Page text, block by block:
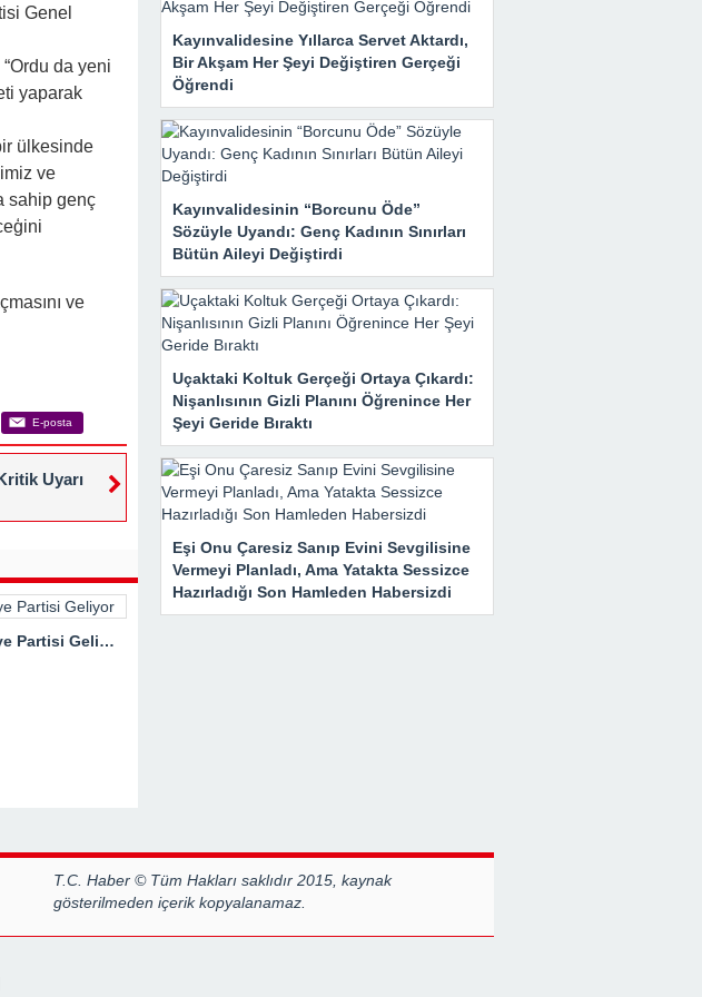
Ortaya Çıkardı
Genel
da yeni
yaparak
ülkesinde
ve
sahip genç
ve
E-posta
Uyarı
Laik Türkiye Partisi Geliyor
Kayınvalidesine Yıllarca Servet Aktardı,
Bir Akşam Her Şeyi Değiştiren Gerçeği
Öğrendi
Kayınvalidesinin “Borcunu Öde”
Sözüyle Uyandı: Genç Kadının Sınırları
Bütün Aileyi Değiştirdi
Uçaktaki Koltuk Gerçeği Ortaya Çıkardı:
Nişanlısının Gizli Planını Öğrenince Her
Şeyi Geride Bıraktı
Eşi Onu Çaresiz Sanıp Evini Sevgilisine
Vermeyi Planladı, Ama Yatakta Sessizce
Hazırladığı Son Hamleden Habersizdi
T.C. Haber © Tüm Hakları saklıdır 2015, kaynak
gösterilmeden içerik kopyalanamaz.